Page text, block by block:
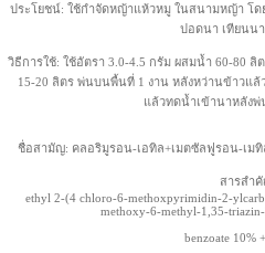
ประโยชน์: ใช้กำจัดหญ้าแห้วหมู ในสนามหญ้า โด
ปอดนา เทียนน
วิธีการใช้: ใช้อัตรา 3.0-4.5 กรัม ผสมน้ำ 60-80
15-20 ลิตร พ่นบนพื้นที่ 1 งาน หลังหว่านข้าวแ
แล้วทดน้ำเข้านาหลังพ่
ชื่อสามัญ: คลอริมูรอน-เอทิล+เมตซัลฟูรอน-เมทิ
สารสำ
ethyl 2-(4 chloro-6-methoxpyrimidin-2-
methoxy-6-methyl-1,35-
benzoate 10%